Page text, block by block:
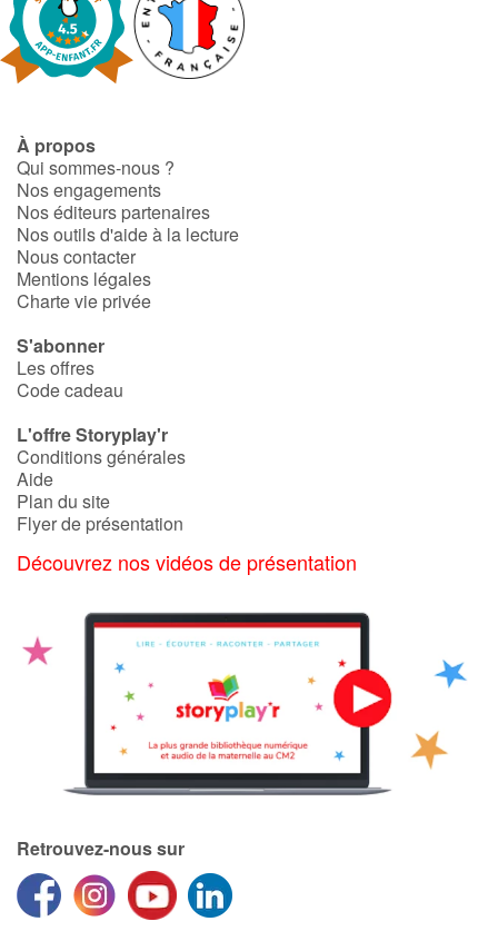
À propos
Qui sommes-nous ?
Nos engagements
Nos éditeurs partenaires
Nos outils d'aide à la lecture
Nous contacter
Mentions légales
Charte vie privée
S'abonner
Les offres
Code cadeau
L'offre Storyplay'r
Conditions générales
Aide
Plan du site
Flyer de présentation
Découvrez nos vidéos de présentation
Retrouvez-nous sur